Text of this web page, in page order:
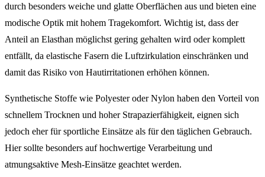
durch besonders weiche und glatte Oberflächen aus und bieten eine
modische Optik mit hohem Tragekomfort. Wichtig ist, dass der
Anteil an Elasthan möglichst gering gehalten wird oder komplett
entfällt, da elastische Fasern die Luftzirkulation einschränken und
damit das Risiko von Hautirritationen erhöhen können.
Synthetische Stoffe wie Polyester oder Nylon haben den Vorteil von
schnellem Trocknen und hoher Strapazierfähigkeit, eignen sich
jedoch eher für sportliche Einsätze als für den täglichen Gebrauch.
Hier sollte besonders auf hochwertige Verarbeitung und
atmungsaktive Mesh-Einsätze geachtet werden.